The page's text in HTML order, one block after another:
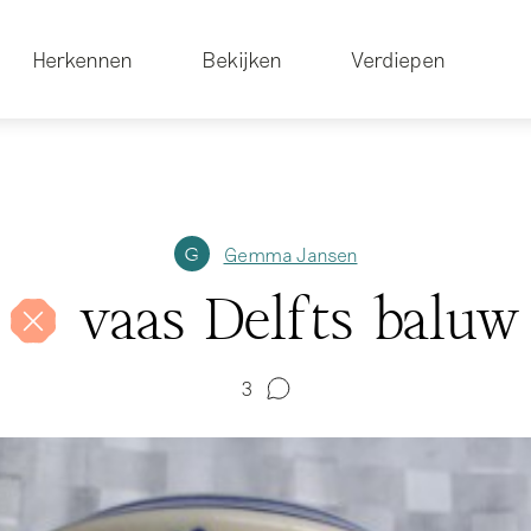
Herkennen Bekijken Verdiepen
G Gemma Jansen
vaas Delfts baluw
3